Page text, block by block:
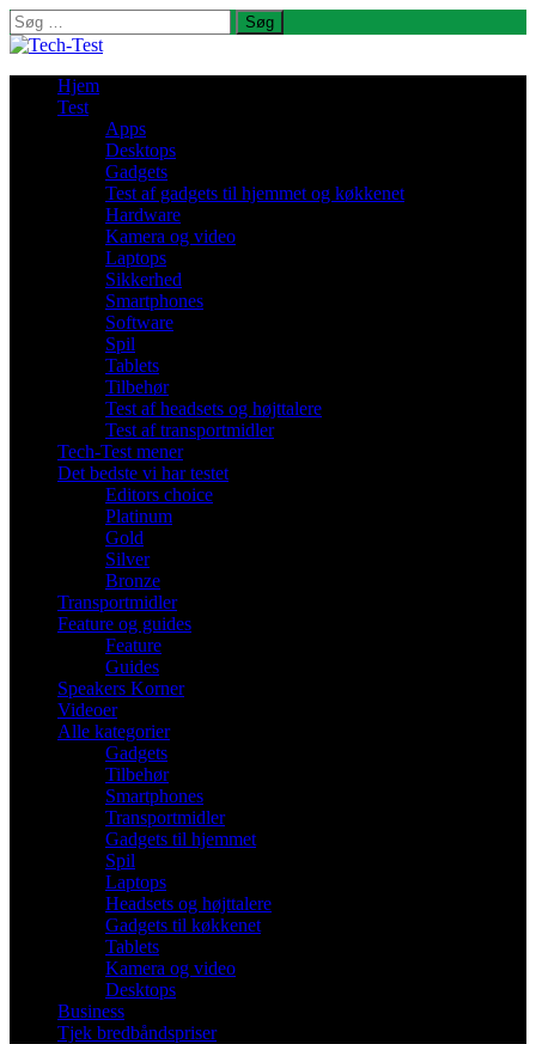
Søg
efter:
Hjem
Test
Apps
Desktops
Gadgets
Test af gadgets til hjemmet og køkkenet
Hardware
Kamera og video
Laptops
Sikkerhed
Smartphones
Software
Spil
Tablets
Tilbehør
Test af headsets og højttalere
Test af transportmidler
Tech-Test mener
Det bedste vi har testet
Editors choice
Platinum
Gold
Silver
Bronze
Transportmidler
Feature og guides
Feature
Guides
Speakers Korner
Videoer
Alle kategorier
Gadgets
Tilbehør
Smartphones
Transportmidler
Gadgets til hjemmet
Spil
Laptops
Headsets og højttalere
Gadgets til køkkenet
Tablets
Kamera og video
Desktops
Business
Tjek bredbåndspriser